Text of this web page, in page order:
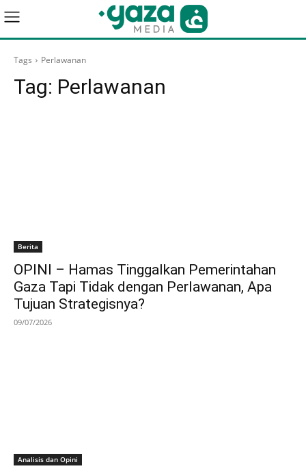
Tags Perlawanan
Tag: Perlawanan
Berita
OPINI – Hamas Tinggalkan Pemerintahan
Gaza Tapi Tidak dengan Perlawanan, Apa
Tujuan Strategisnya?
09/07/2026
Analisis dan Opini